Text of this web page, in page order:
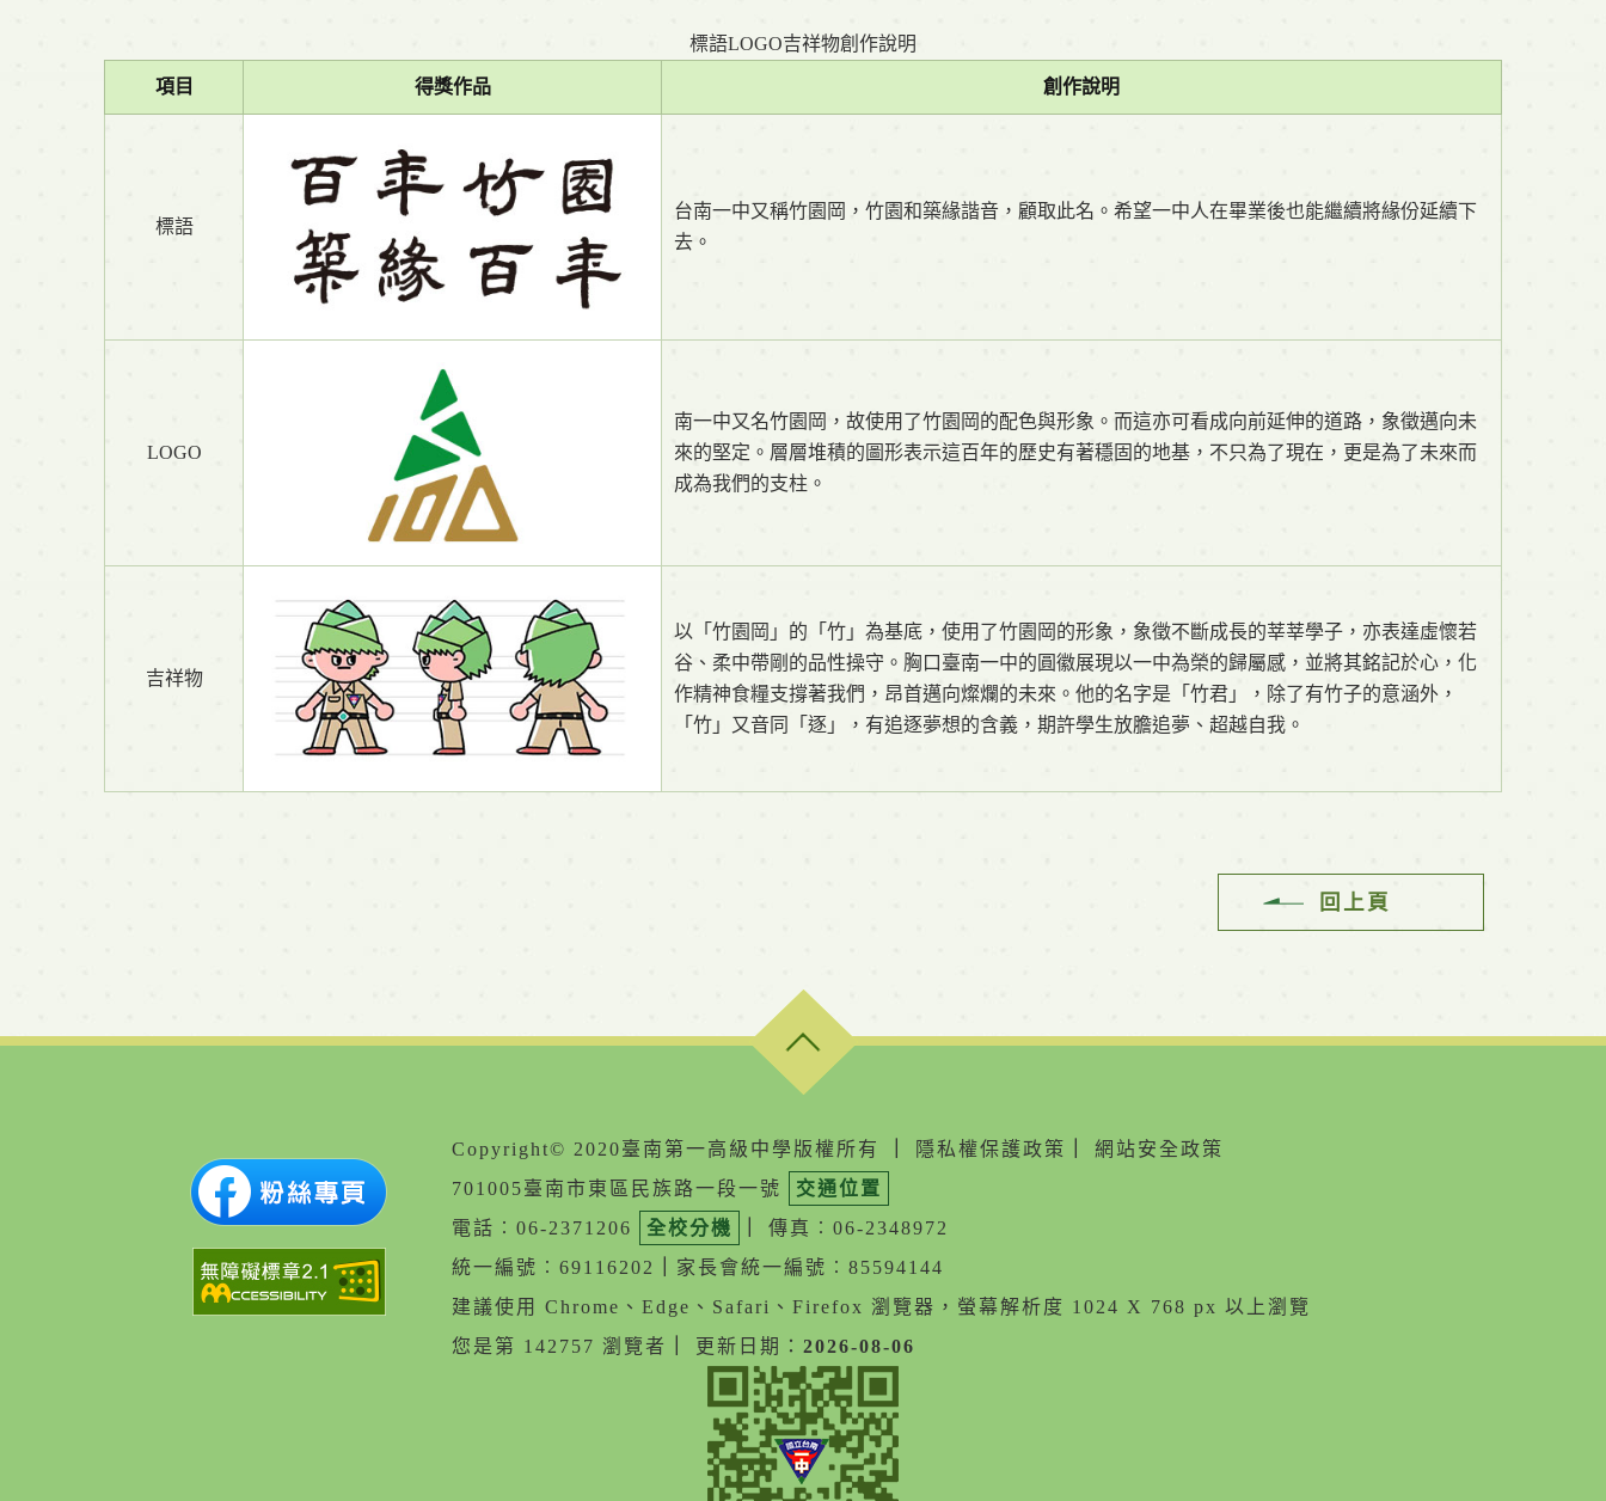
標語LOGO吉祥物創作說明
項目 得獎作品 創作說明
標語
台南一中又稱竹園岡，竹園和築緣諧音，顧取此名。希望一中人在畢業後也能繼續將緣份延續下
去。
LOGO
南一中又名竹園岡，故使用了竹園岡的配色與形象。而這亦可看成向前延伸的道路，象徵邁向未
來的堅定。層層堆積的圖形表示這百年的歷史有著穩固的地基，不只為了現在，更是為了未來而
成為我們的支柱。
吉祥物
以「竹園岡」的「竹」為基底，使用了竹園岡的形象，象徵不斷成長的莘莘學子，亦表達虛懷若
谷、柔中帶剛的品性操守。胸口臺南一中的圓徽展現以一中為榮的歸屬感，並將其銘記於心，化
作精神食糧支撐著我們，昂首邁向燦爛的未來。他的名字是「竹君」，除了有竹子的意涵外，
「竹」又音同「逐」，有追逐夢想的含義，期許學生放膽追夢、超越自我。
回上頁
Copyright© 2020臺南第一高級中學版權所有 隱私權保護政策
網站安全政策
701005臺南市東區民族路一段一號
交通位置
電話︰06-2371206
全校分機
傳真︰06-2348972
統一編號︰69116202
家長會統一編號︰85594144
建議使用 Chrome、Edge、Safari、Firefox 瀏覽器，螢幕解析度 1024 X 768 px 以上瀏覽
您是第 142757 瀏覽者
更新日期： 2026-08-06